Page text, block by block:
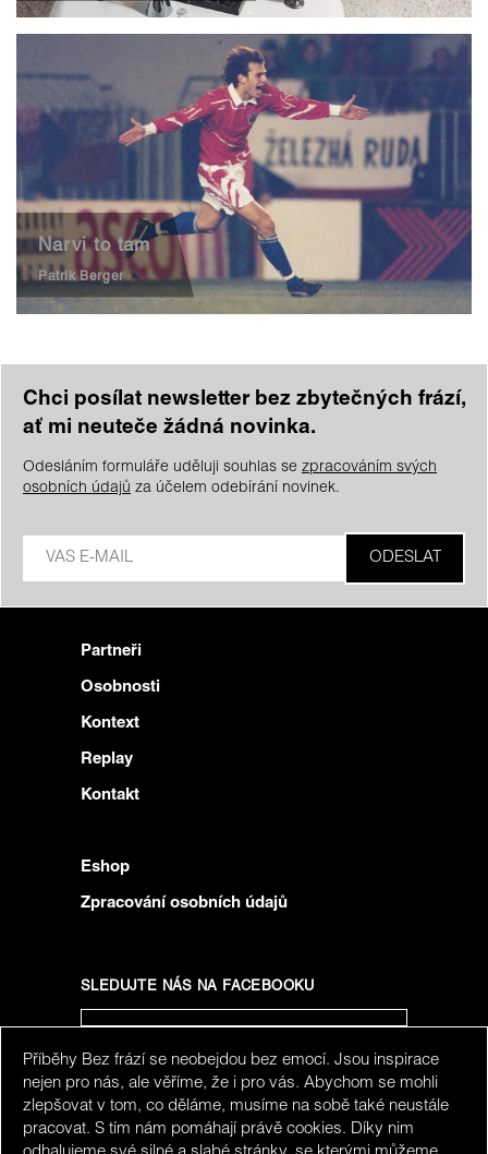
Narvi to tam
Patrik Berger
Chci posílat newsletter bez zbytečných frází,
ať mi neuteče žádná novinka.
Odesláním formuláře uděluji souhlas se zpracováním svých
osobních údajů za účelem odebírání novinek.
Partneři
Osobnosti
Kontext
Replay
Kontakt
Eshop
Zpracování osobních údajů
SLEDUJTE NÁS NA FACEBOOKU
SLEDUJTE NÁS NA INSTAGRAMU
Příběhy Bez frází se neobejdou bez emocí. Jsou inspirace
nejen pro nás, ale věříme, že i pro vás. Abychom se mohli
zlepšovat v tom, co děláme, musíme na sobě také neustále
pracovat. S tím nám pomáhají právě cookies. Díky nim